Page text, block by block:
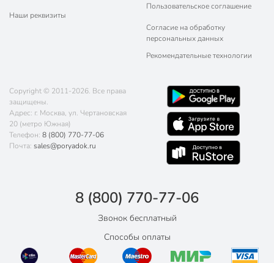
Наши реквизиты
Пользовательское соглашение
Согласие на обработку
персональных данных
Рекомендательные технологии
Copyright © 2011-2026. Все права
защищены.
Адрес: г. Москва, ул. Чертановская
20 (метро Южная)
Телефон: 8 (800) 770-77-06
Почта: sales@poryadok.ru
8 (800) 770-77-06
Звонок бесплатный
Способы оплаты